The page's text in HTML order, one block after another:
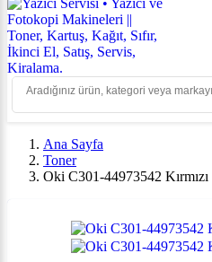
Ana Sayfa
Toner
Oki C301-44973542